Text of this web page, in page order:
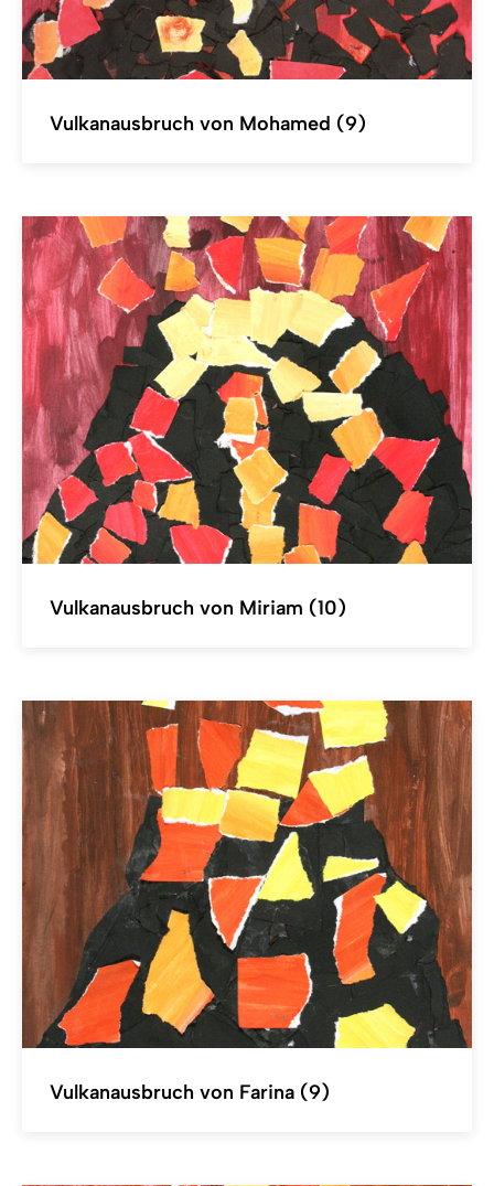
Vulkanausbruch von Mohamed (9)
Vulkanausbruch von Miriam (10)
Vulkanausbruch von Farina (9)